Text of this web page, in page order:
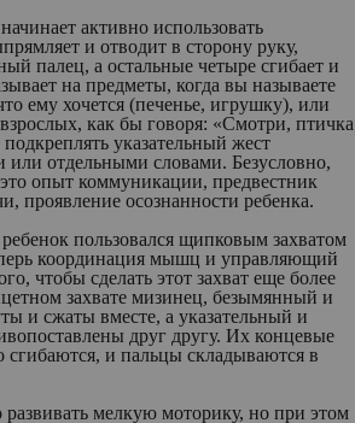
активно использовать
и отводит в сторону руку,
палец, а остальные четыре сгибает и
на предметы, когда вы называете
ему хочется (печенье, игрушку), или
как бы говоря: «Смотри, птичка
указательный жест
или отдельными словами. Безусловно,
опыт коммуникации, предвестник
проявление осознанности ребенка.
пользовался щипковым захватом
координация мышц и управляющий
чтобы сделать этот захват еще более
захвате мизинец, безымянный и
и сжаты вместе, а указательный и
друг другу. Их концевые
сгибаются, и пальцы складываются в
развивать мелкую моторику, но при этом